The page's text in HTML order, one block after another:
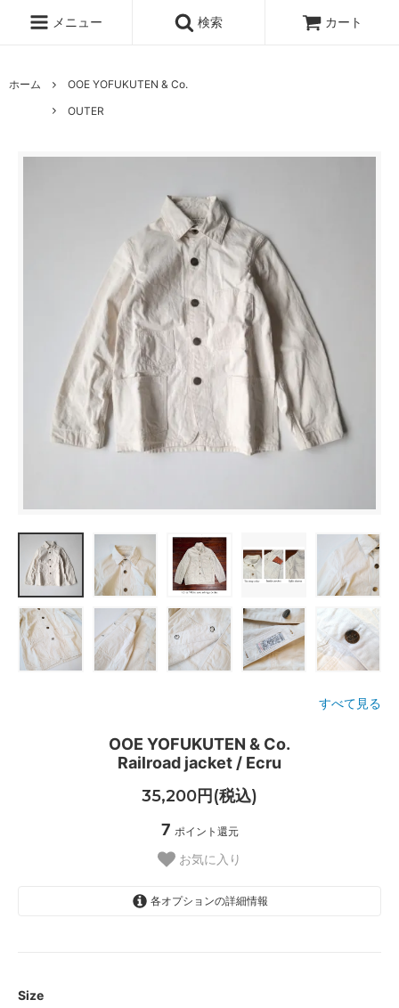
メニュー 検索 カート
ホーム
OOE YOFUKUTEN & Co.
OUTER
すべて見る
OOE YOFUKUTEN & Co.
Railroad jacket / Ecru
35,200円(税込)
7 ポイント還元
お気に入り
各オプションの詳細情報
Size